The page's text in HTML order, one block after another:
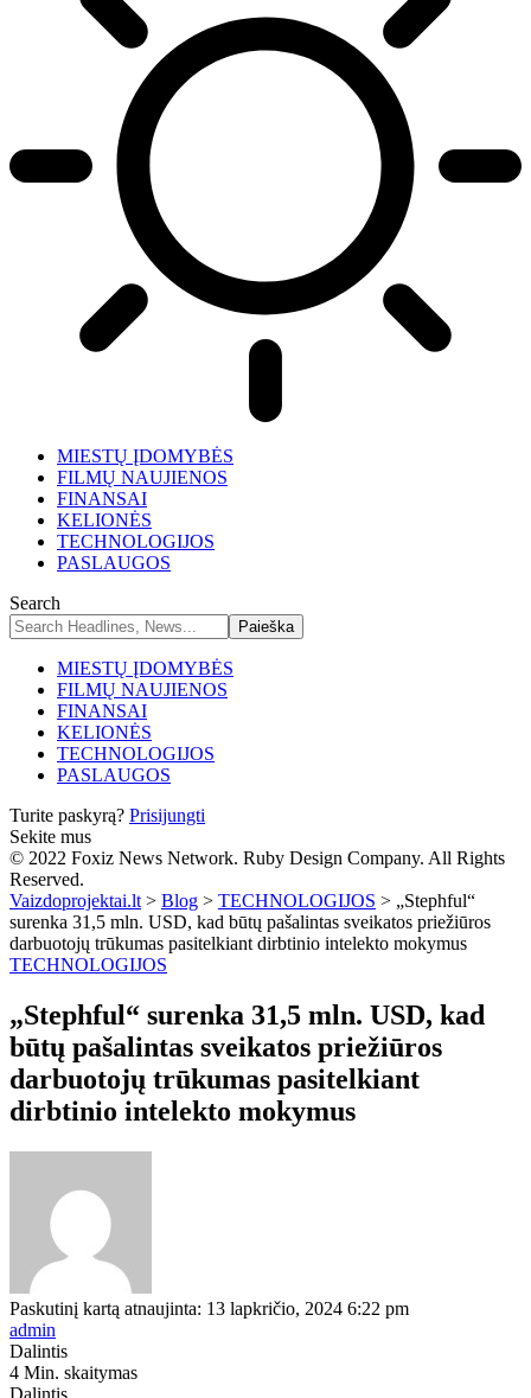
MIESTŲ ĮDOMYBĖS
FILMŲ NAUJIENOS
FINANSAI
KELIONĖS
TECHNOLOGIJOS
PASLAUGOS
Search
MIESTŲ ĮDOMYBĖS
FILMŲ NAUJIENOS
FINANSAI
KELIONĖS
TECHNOLOGIJOS
PASLAUGOS
Turite paskyrą? Prisijungti
Sekite mus
© 2022 Foxiz News Network. Ruby Design Company. All Rights
Reserved.
Vaizdoprojektai.lt > Blog > TECHNOLOGIJOS > „Stephful“
surenka 31,5 mln. USD, kad būtų pašalintas sveikatos priežiūros
darbuotojų trūkumas pasitelkiant dirbtinio intelekto mokymus
TECHNOLOGIJOS
„Stephful“ surenka 31,5 mln. USD, kad
būtų pašalintas sveikatos priežiūros
darbuotojų trūkumas pasitelkiant
dirbtinio intelekto mokymus
Paskutinį kartą atnaujinta: 13 lapkričio, 2024 6:22 pm
admin
Dalintis
4 Min. skaitymas
Dalintis